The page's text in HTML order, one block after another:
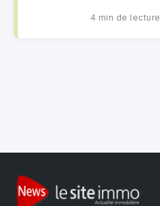
4 min de lecture